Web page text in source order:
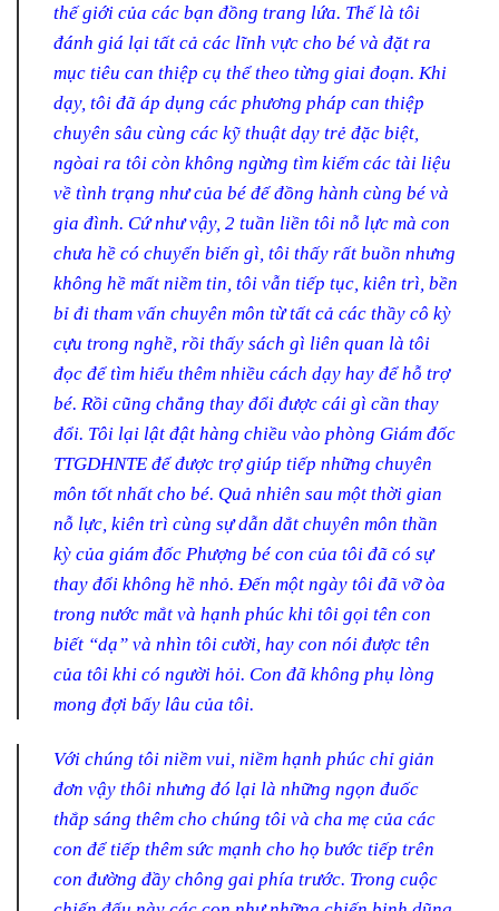
thế giới của các bạn đồng trang lứa. Thế là tôi
đánh giá lại tất cả các lĩnh vực cho bé và đặt ra
mục tiêu can thiệp cụ thể theo từng giai đoạn. Khi
dạy, tôi đã áp dụng các phương pháp can thiệp
chuyên sâu cùng các kỹ thuật dạy trẻ đặc biệt,
ngòai ra tôi còn không ngừng tìm kiếm các tài liệu
về tình trạng như của bé để đồng hành cùng bé và
gia đình. Cứ như vậy, 2 tuần liền tôi nỗ lực mà con
chưa hề có chuyển biến gì, tôi thấy rất buồn nhưng
không hề mất niềm tin, tôi vẫn tiếp tục, kiên trì, bền
bỉ đi tham vấn chuyên môn từ tất cả các thầy cô kỳ
cựu trong nghề, rồi thấy sách gì liên quan là tôi
đọc để tìm hiểu thêm nhiều cách dạy hay để hỗ trợ
bé. Rồi cũng chẳng thay đổi được cái gì cần thay
đổi. Tôi lại lật đật hàng chiều vào phòng Giám đốc
TTGDHNTE để được trợ giúp tiếp những chuyên
môn tốt nhất cho bé. Quả nhiên sau một thời gian
nỗ lực, kiên trì cùng sự dẫn dắt chuyên môn thần
kỳ của giám đốc Phượng bé con của tôi đã có sự
thay đổi không hề nhỏ. Đến một ngày tôi đã vỡ òa
trong nước mắt và hạnh phúc khi tôi gọi tên con
biết “dạ” và nhìn tôi cười, hay con nói được tên
của tôi khi có người hỏi. Con đã không phụ lòng
mong đợi bấy lâu của tôi.
Với chúng tôi niềm vui, niềm hạnh phúc chỉ giản
đơn vậy thôi nhưng đó lại là những ngọn đuốc
thắp sáng thêm cho chúng tôi và cha mẹ của các
con để tiếp thêm sức mạnh cho họ bước tiếp trên
con đường đầy chông gai phía trước. Trong cuộc